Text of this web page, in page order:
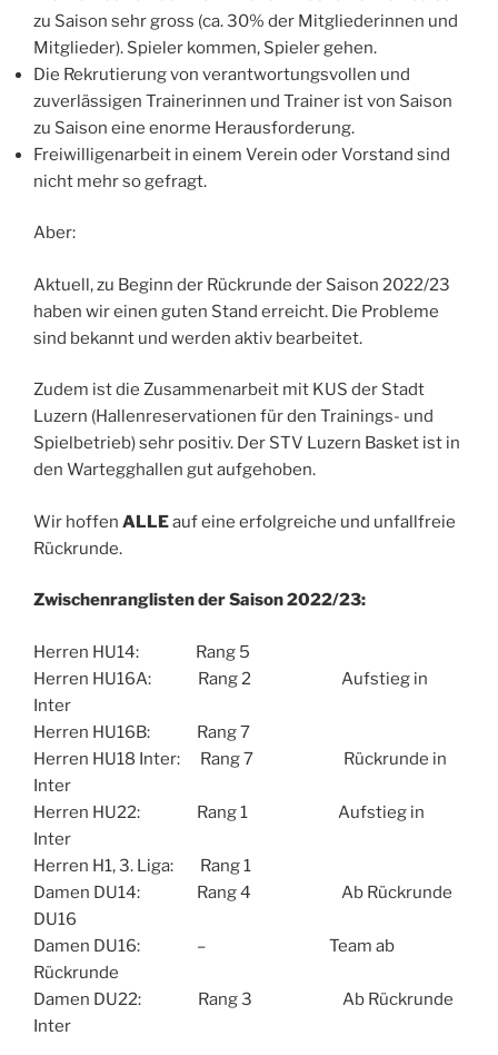
zu Saison sehr gross (ca. 30% der Mitgliederinnen und
Mitglieder). Spieler kommen, Spieler gehen.
Die Rekrutierung von verantwortungsvollen und
zuverlässigen Trainerinnen und Trainer ist von Saison
zu Saison eine enorme Herausforderung.
Freiwilligenarbeit in einem Verein oder Vorstand sind
nicht mehr so gefragt.
Aber:
Aktuell, zu Beginn der Rückrunde der Saison 2022/23
haben wir einen guten Stand erreicht. Die Probleme
sind bekannt und werden aktiv bearbeitet.
Zudem ist die Zusammenarbeit mit KUS der Stadt
Luzern (Hallenreservationen für den Trainings- und
Spielbetrieb) sehr positiv. Der STV Luzern Basket ist in
den Wartegghallen gut aufgehoben.
Wir hoffen ALLEauf eine erfolgreiche und unfallfreie
Rückrunde.
Zwischenranglisten der Saison 2022/23:
Herren HU14: Rang 5
Herren HU16A: Rang 2 Aufstieg in
Inter
Herren HU16B: Rang 7
Herren HU18 Inter: Rang 7 Rückrunde in
Inter
Herren HU22: Rang 1 Aufstieg in
Inter
Herren H1, 3. Liga: Rang 1
Damen DU14: Rang 4 Ab Rückrunde
DU16
Damen DU16: – Team ab
Rückrunde
Damen DU22: Rang 3 Ab Rückrunde
Inter